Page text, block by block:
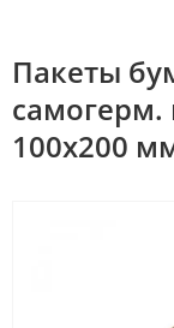
Пакеты
самогерм.
100х200